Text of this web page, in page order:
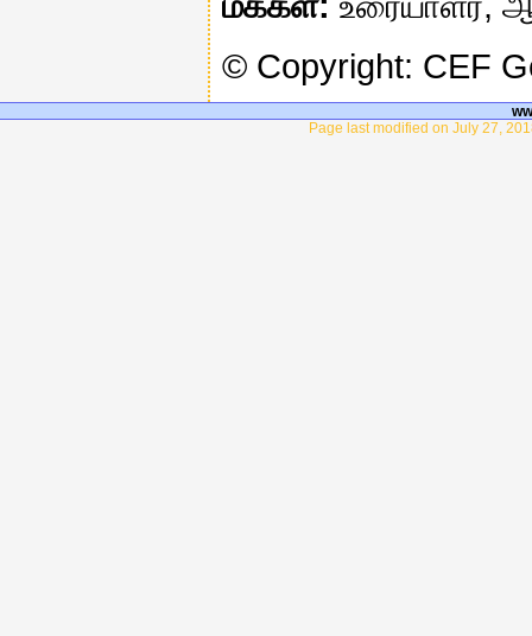
© Copyright: CEF
Page last modified on July 27,